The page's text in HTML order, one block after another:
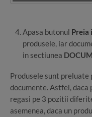
Apasa butonul Preia
produsele, iar
in sectiunea
Produsele sunt preluate
documente. Astfel, daca
regasi pe 3 pozitii
asemenea, daca un